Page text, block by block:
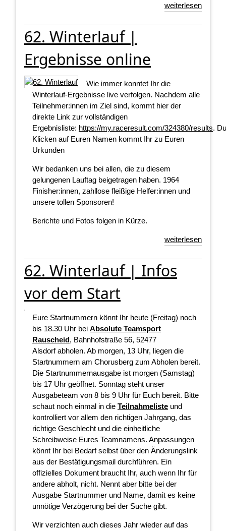
weiterlesen
62. Winterlauf |
Ergebnisse online
Wie immer konntet Ihr die
Winterlauf-Ergebnisse live verfolgen. Nachdem alle
Teilnehmer:innen im Ziel sind, kommt hier der
direkte Link zur vollständigen
Ergebnisliste: https://my.raceresult.com/324380/results.
Klicken auf Euren Namen kommt Ihr zu Euren
Urkunden
Wir bedanken uns bei allen, die zu diesem
gelungenen Lauftag beigetragen haben. 1964
Finisher:innen, zahllose fleißige Helfer:innen und
unsere tollen Sponsoren!
Berichte und Fotos folgen in Kürze.
weiterlesen
62. Winterlauf | Infos
vor dem Start
Eure Startnummern könnt Ihr heute (Freitag) noch
bis 18.30 Uhr bei Absolute Teamsport
Rauscheid, Bahnhofstraße 56, 52477
Alsdorf abholen. Ab morgen, 13 Uhr, liegen die
Startnummern am Chorusberg zum Abholen bereit.
Die Startnummernausgabe ist morgen (Samstag)
bis 17 Uhr geöffnet. Sonntag steht unser
Ausgabeteam von 8 bis 9 Uhr für Euch bereit. Bitte
schaut noch einmal in die Teilnahmeliste und
kontrolliert vor allem den richtigen Jahrgang, das
richtige Geschlecht und die einheitliche
Schreibweise Eures Teamnamens. Anpassungen
könnt Ihr bei Bedarf selbst über den Änderungslink
aus der Bestätigungsmail durchführen. Ein
offizielles Dokument braucht Ihr, auch wenn Ihr für
andere abholt, nicht. Nennt aber bitte bei der
Ausgabe Startnummer und Name, damit es keine
unnötige Verzögerung bei der Suche gibt.
Wir verzichten auch dieses Jahr wieder auf das